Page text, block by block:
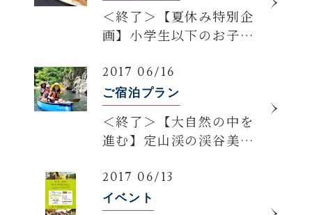
＜終了＞【夏休み特別企
画】小学生以下のお子様
ラン登場！
2017 06/16
ご宿泊プラン
＜終了＞【大自然の中を
進む】定山渓の渓谷美を
リングプラン登場！
2017 06/13
イベント